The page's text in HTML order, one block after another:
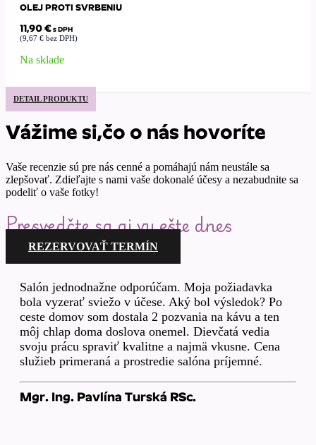
OLEJ PROTI SVRBENIU
11,90€s DPH
(9,67 € bez DPH)
Na sklade
DETAIL PRODUKTU
Vážime si,čo o nás hovoríte
Vaše recenzie sú pre nás cenné a pomáhajú nám neustále sa
zlepšovať. Zdieľajte s nami vaše dokonalé účesy a nezabudnite sa
podeliť o vaše fotky!
Presvedčte sa aj vy ešte dnes
REZERVOVAŤ TERMÍN
Salón jednodnažne odporúčam. Moja požiadavka
bola vyzerať sviežo v účese. Aký bol výsledok? Po
ceste domov som dostala 2 pozvania na kávu a ten
môj chlap doma doslova onemel. Dievčatá vedia
svoju prácu spraviť kvalitne a najmä vkusne. Cena
služieb primeraná a prostredie salóna príjemné.
Mgr. Ing. Pavlína Turská RSc.